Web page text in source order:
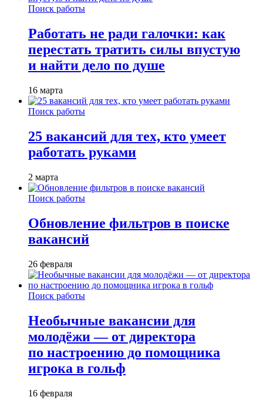
Поиск работы
Работать не ради галочки: как
перестать тратить силы впустую
и найти дело по душе
16 марта
Поиск работы
25 вакансий для тех, кто умеет
работать руками
2 марта
Поиск работы
Обновление фильтров в поиске
вакансий
26 февраля
Поиск работы
Необычные вакансии для
молодёжи — от директора
по настроению до помощника
игрока в гольф
16 февраля